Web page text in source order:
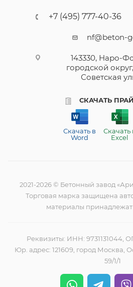
+7 (495) 777-40-36
nf@beton-
143330, Наро-
городской
Советская
СКАЧАТЬ
Скачать в
Word
Скачать
Excel
2021-2026 © Бетонный завод
Торговая марка защищена
материалы
Реквизиты: ИНН: 9731131044,
Юр. адрес: 121609, город Москва,
59/1/1